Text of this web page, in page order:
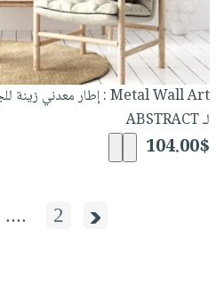
Metal Wall Art : إطار معدني زينة للجدار
لـ ABSTRACT
104.00$
.... 2